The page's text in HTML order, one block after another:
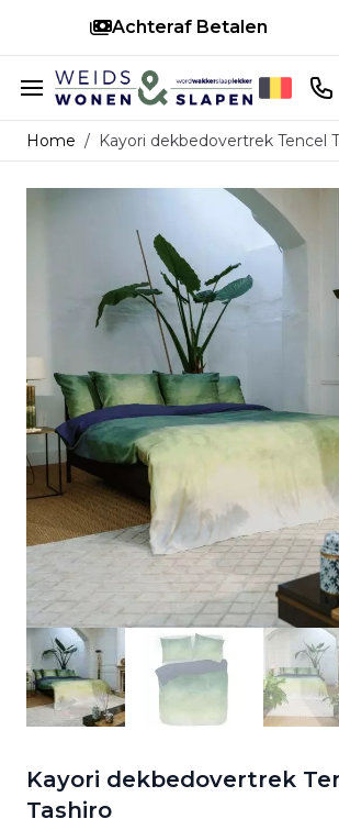
Achteraf Betalen
Ga naar de inhoud
Home / Kayori dekbedovertrek Tencel
Kayori dekbedovertrek
Tashiro